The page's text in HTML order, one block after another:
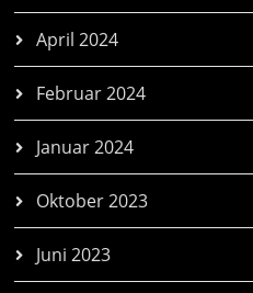
April 2024
Februar 2024
Januar 2024
Oktober 2023
Juni 2023